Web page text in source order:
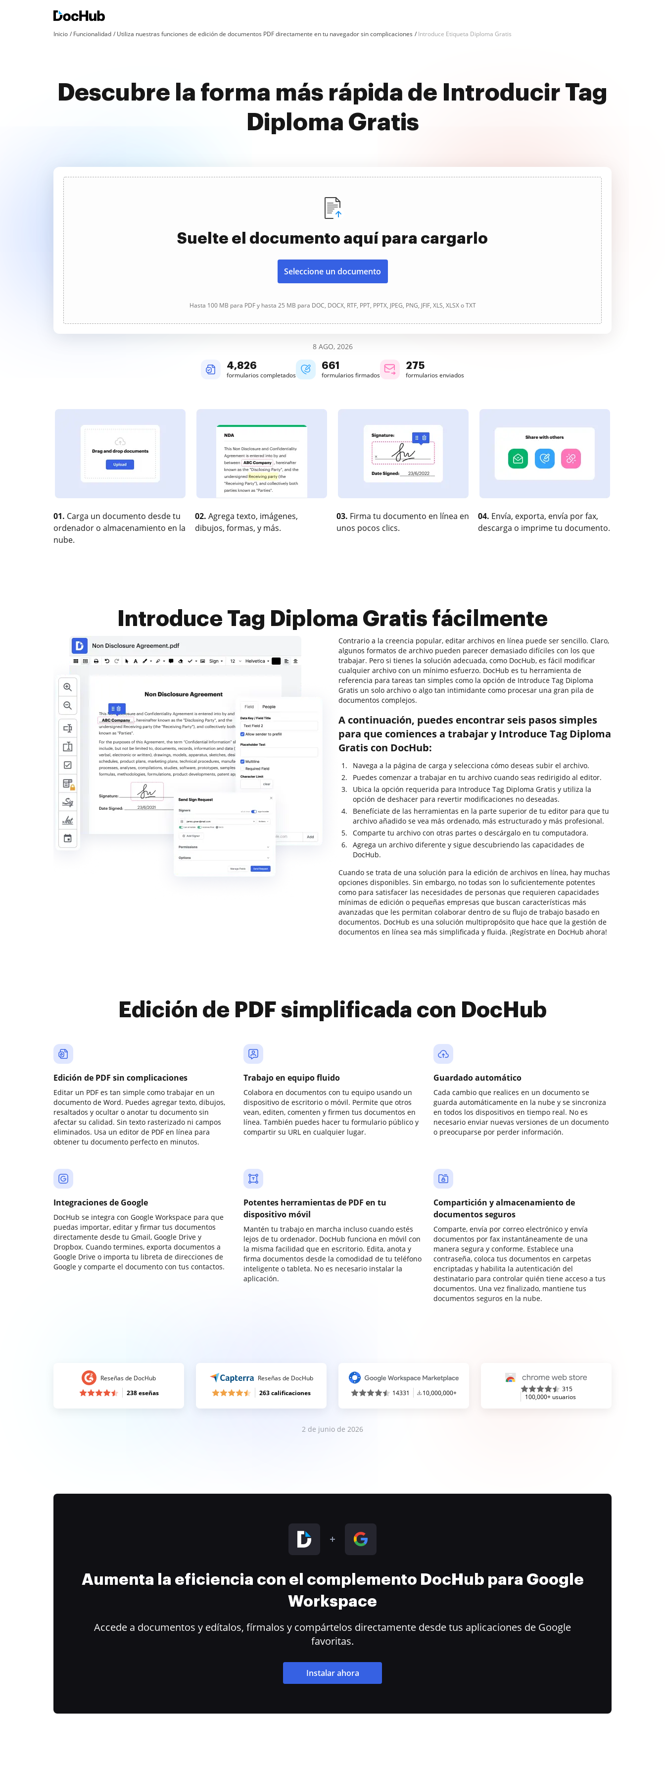
Inicio Funcionalidad Utiliza nuestras funciones de edición de documentos PDF directamente en tu navegador sin complicaciones Introduce Etiqueta Diploma Gratis
Descubre la forma más rápida de Introducir Tag
Diploma Gratis
Suelte el documento aquí para cargarlo
Seleccione un documento
Hasta 100 MB para PDF y hasta 25 MB para DOC, DOCX, RTF, PPT, PPTX, JPEG, PNG, JFIF, XLS, XLSX o TXT
8 AGO, 2026
4,828
formularios completados
661
formularios firmados
275
formularios enviados
01. Carga un documento desde tu
ordenador o almacenamiento en la
nube.
02. Agrega texto, imágenes,
dibujos, formas, y más.
03. Firma tu documento en línea en
unos pocos clics.
04. Envía, exporta, envía por fax,
descarga o imprime tu documento.
Introduce Tag Diploma Gratis fácilmente
Contrario a la creencia popular, editar archivos en línea puede ser sencillo. Claro,
algunos formatos de archivo pueden parecer demasiado difíciles con los que
trabajar. Pero si tienes la solución adecuada, como DocHub, es fácil modificar
cualquier archivo con un mínimo esfuerzo. DocHub es tu herramienta de
referencia para tareas tan simples como la opción de Introduce Tag Diploma
Gratis un solo archivo o algo tan intimidante como procesar una gran pila de
documentos complejos.
A continuación, puedes encontrar seis pasos simples
para que comiences a trabajar y Introduce Tag Diploma
Gratis con DocHub:
Navega a la página de carga y selecciona cómo deseas subir el archivo.
Puedes comenzar a trabajar en tu archivo cuando seas redirigido al editor.
Ubica la opción requerida para Introduce Tag Diploma Gratis y utiliza la
opción de deshacer para revertir modificaciones no deseadas.
Benefíciate de las herramientas en la parte superior de tu editor para que tu
archivo añadido se vea más ordenado, más estructurado y más profesional.
Comparte tu archivo con otras partes o descárgalo en tu computadora.
Agrega un archivo diferente y sigue descubriendo las capacidades de
DocHub.
Cuando se trata de una solución para la edición de archivos en línea, hay muchas
opciones disponibles. Sin embargo, no todas son lo suficientemente potentes
como para satisfacer las necesidades de personas que requieren capacidades
mínimas de edición o pequeñas empresas que buscan características más
avanzadas que les permitan colaborar dentro de su flujo de trabajo basado en
documentos. DocHub es una solución multipropósito que hace que la gestión de
documentos en línea sea más simplificada y fluida. ¡Regístrate en DocHub ahora!
Edición de PDF simplificada con DocHub
Edición de PDF sin complicaciones
Editar un PDF es tan simple como trabajar en un
documento de Word. Puedes agregar texto, dibujos,
resaltados y ocultar o anotar tu documento sin
afectar su calidad. Sin texto rasterizado ni campos
eliminados. Usa un editor de PDF en línea para
obtener tu documento perfecto en minutos.
Trabajo en equipo fluido
Colabora en documentos con tu equipo usando un
dispositivo de escritorio o móvil. Permite que otros
vean, editen, comenten y firmen tus documentos en
línea. También puedes hacer tu formulario público y
compartir su URL en cualquier lugar.
Guardado automático
Cada cambio que realices en un documento se
guarda automáticamente en la nube y se sincroniza
en todos los dispositivos en tiempo real. No es
necesario enviar nuevas versiones de un documento
o preocuparse por perder información.
Integraciones de Google
DocHub se integra con Google Workspace para que
puedas importar, editar y firmar tus documentos
directamente desde tu Gmail, Google Drive y
Dropbox. Cuando termines, exporta documentos a
Google Drive o importa tu libreta de direcciones de
Google y comparte el documento con tus contactos.
Potentes herramientas de PDF en tu
dispositivo móvil
Mantén tu trabajo en marcha incluso cuando estés
lejos de tu ordenador. DocHub funciona en móvil con
la misma facilidad que en escritorio. Edita, anota y
firma documentos desde la comodidad de tu teléfono
inteligente o tableta. No es necesario instalar la
aplicación.
Compartición y almacenamiento de
documentos seguros
Comparte, envía por correo electrónico y envía
documentos por fax instantáneamente de una
manera segura y conforme. Establece una
contraseña, coloca tus documentos en carpetas
encriptadas y habilita la autenticación del
destinatario para controlar quién tiene acceso a tus
documentos. Una vez finalizado, mantiene tus
documentos seguros en la nube.
Reseñas de DocHub
238 eseñas
Reseñas de DocHub
263 calificaciones
14331 10,000,000+
315
100,000+ usuarios
2 de junio de 2026
Aumenta la eficiencia con el complemento DocHub para Google
Workspace
Accede a documentos y edítalos, fírmalos y compártelos directamente desde tus aplicaciones de Google
favoritas.
Instalar ahora